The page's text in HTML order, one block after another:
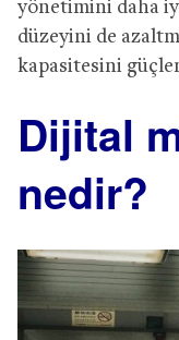
yönetimini daha
düzeyini de
kapasitesini
Dijital
nedir?